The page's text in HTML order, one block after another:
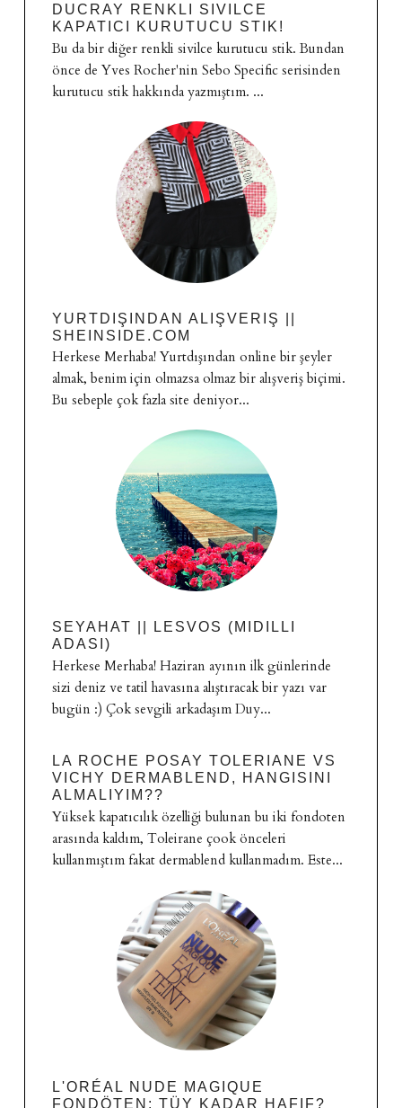
DUCRAY RENKLI SIVILCE
KAPATICI KURUTUCU STIK!
Bu da bir diğer renkli sivilce kurutucu stik. Bundan
önce de Yves Rocher'nin Sebo Specific serisinden
kurutucu stik hakkında yazmıştım. ...
YURTDIŞINDAN ALIŞVERIŞ ||
SHEINSIDE.COM
Herkese Merhaba! Yurtdışından online bir şeyler
almak, benim için olmazsa olmaz bir alışveriş biçimi.
Bu sebeple çok fazla site deniyor...
SEYAHAT || LESVOS (MIDILLI
ADASI)
Herkese Merhaba! Haziran ayının ilk günlerinde
sizi deniz ve tatil havasına alıştıracak bir yazı var
bugün :) Çok sevgili arkadaşım Duy...
LA ROCHE POSAY TOLERIANE VS
VICHY DERMABLEND, HANGISINI
ALMALIYIM??
Yüksek kapatıcılık özelliği bulunan bu iki fondoten
arasında kaldım, Toleirane çook önceleri
kullanmıştım fakat dermablend kullanmadım. Este...
L'ORÉAL NUDE MAGIQUE
FONDÖTEN: TÜY KADAR HAFIF?